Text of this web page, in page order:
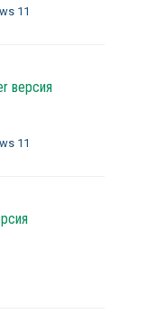
11
версия
11